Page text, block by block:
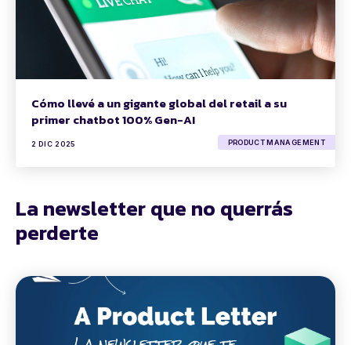
Cómo llevé a un gigante global del retail a su
primer chatbot 100% Gen-AI
2 DIC 2025 PRODUCT MANAGEMENT
La newsletter que no querrás
perderte